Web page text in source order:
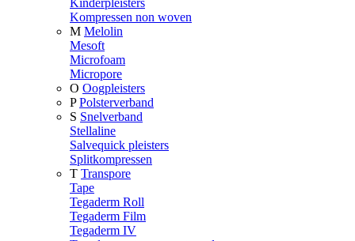
Kinderpleisters
Kompressen non woven
M Melolin
Mesoft
Microfoam
Micropore
O Oogpleisters
P Polsterverband
S Snelverband
Stellaline
Salvequick pleisters
Splitkompressen
T Transpore
Tape
Tegaderm Roll
Tegaderm Film
Tegaderm IV